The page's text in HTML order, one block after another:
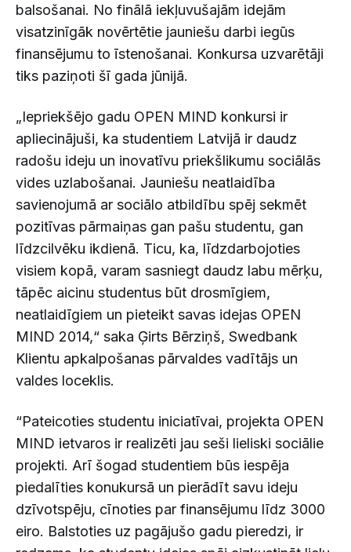
balsošanai. No finālā iekļuvušajām idejām
visatzinīgāk novērtētie jauniešu darbi iegūs
finansējumu to īstenošanai. Konkursa uzvarētāji
tiks paziņoti šī gada jūnijā.
„Iepriekšējo gadu OPEN MIND konkursi ir
apliecinājuši, ka studentiem Latvijā ir daudz
radošu ideju un inovatīvu priekšlikumu sociālās
vides uzlabošanai. Jauniešu neatlaidība
savienojumā ar sociālo atbildību spēj sekmēt
pozitīvas pārmaiņas gan pašu studentu, gan
līdzcilvēku ikdienā. Ticu, ka, līdzdarbojoties
visiem kopā, varam sasniegt daudz labu mērķu,
tāpēc aicinu studentus būt drosmīgiem,
neatlaidīgiem un pieteikt savas idejas OPEN
MIND 2014,“ saka Ģirts Bērziņš, Swedbank
Klientu apkalpošanas pārvaldes vadītājs un
valdes loceklis.
“Pateicoties studentu iniciatīvai, projekta OPEN
MIND ietvaros ir realizēti jau seši lieliski sociālie
projekti. Arī šogad studentiem būs iespēja
piedalīties konukursā un pierādīt savu ideju
dzīvotspēju, cīnoties par finansējumu līdz 3000
eiro. Balstoties uz pagājušo gadu pieredzi, ir